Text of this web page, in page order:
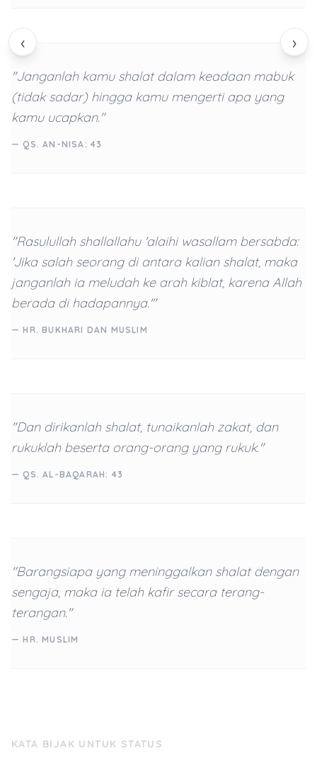
‹ ›
"Janganlah kamu shalat dalam keadaan mabuk
(tidak sadar) hingga kamu mengerti apa yang
kamu ucapkan."
— QS. AN-NISA: 43
"Rasulullah shallallahu 'alaihi wasallam bersabda:
'Jika salah seorang di antara kalian shalat, maka
janganlah ia meludah ke arah kiblat, karena Allah
berada di hadapannya.'"
— HR. BUKHARI DAN MUSLIM
"Dan dirikanlah shalat, tunaikanlah zakat, dan
rukuklah beserta orang-orang yang rukuk."
— QS. AL-BAQARAH: 43
"Barangsiapa yang meninggalkan shalat dengan
sengaja, maka ia telah kafir secara terang-
terangan."
— HR. MUSLIM
KATA BIJAK UNTUK STATUS